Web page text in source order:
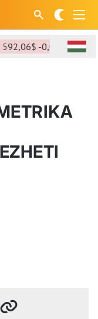
-0,09% SOL